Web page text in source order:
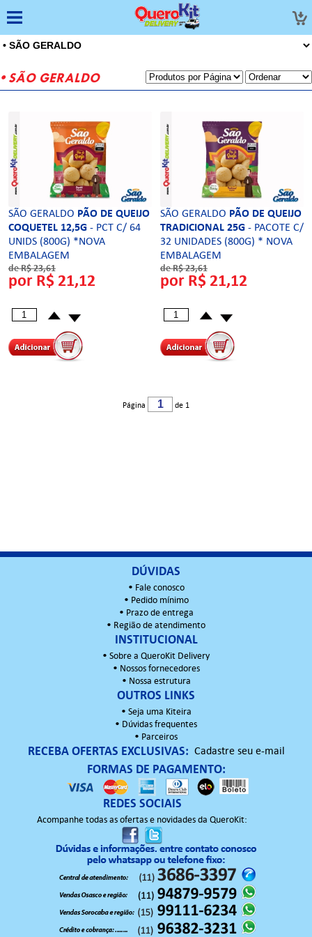
• SÃO GERALDO
SÃO GERALDO PÃO DE QUEIJO
COQUETEL 12,5G- PCT C/ 64
UNIDS (800G) *NOVA
EMBALAGEM
CONGELADOS -18ºC
de R$ 23,61
por R$ 21,12
SÃO GERALDO PÃO DE QUEIJO
TRADICIONAL 25G- PACOTE C/
32 UNIDADES (800G) * NOVA
EMBALAGEM
CONGELADOS -18ºC
de R$ 23,61
por R$ 21,12
Página de 1
DÚVIDAS
• Fale conosco
• Pedido mínimo
• Prazo de entrega
• Região de atendimento
INSTITUCIONAL
• Sobre a QueroKit Delivery
• Nossos fornecedores
• Nossa estrutura
OUTROS LINKS
• Seja uma Kiteira
• Dúvidas frequentes
• Parceiros
RECEBA OFERTAS EXCLUSIVAS: Cadastre seu e-mail
FORMAS DE PAGAMENTO:
REDES SOCIAIS
Acompanhe todas as ofertas e novidades da QueroKit: